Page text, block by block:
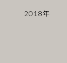
2018年